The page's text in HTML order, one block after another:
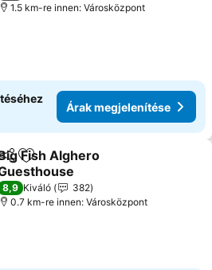
1.5 km-re innen: Városközpont
Árak megjelenítése
Hozzáadás a kedvencekhez
Fish Alghero
8,9 Kiváló
382
0.7 km-re innen: Városközpont